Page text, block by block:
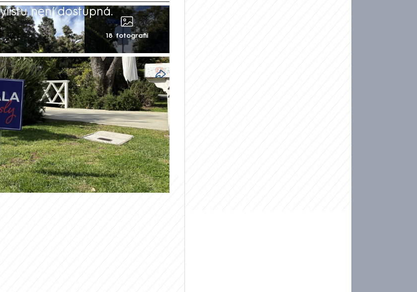
není dostupná.
18 fotografií
Harrisové je sice rezidence
prezidentská
shonem do vily v Los
Brentwood koupil její manžel.
CNN Prima NEWS Filip Kalčák.